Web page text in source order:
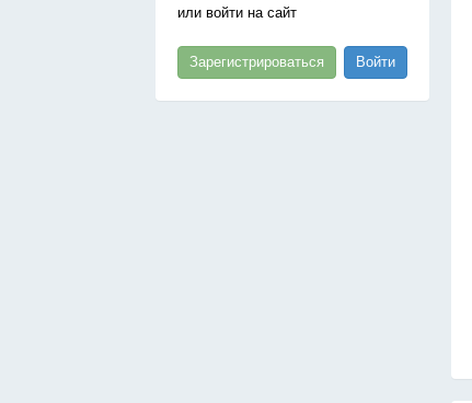
или войти на сайт
Зарегистрироваться Войти